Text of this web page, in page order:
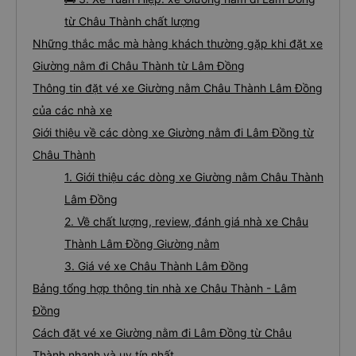
từ Châu Thành chất lượng
Những thắc mắc mà hàng khách thường gặp khi đặt xe
Giường nằm đi Châu Thành từ Lâm Đồng
Thông tin đặt vé xe Giường nằm Châu Thành Lâm Đồng
của các nhà xe
Giới thiệu về các dòng xe Giường nằm đi Lâm Đồng từ
Châu Thành
1. Giới thiệu các dòng xe Giường nằm Châu Thành
Lâm Đồng
2. Về chất lượng, review, đánh giá nhà xe Châu
Thành Lâm Đồng Giường nằm
3. Giá vé xe Châu Thành Lâm Đồng
Bảng tổng hợp thông tin nhà xe Châu Thành - Lâm
Đồng
Cách đặt vé xe Giường nằm đi Lâm Đồng từ Châu